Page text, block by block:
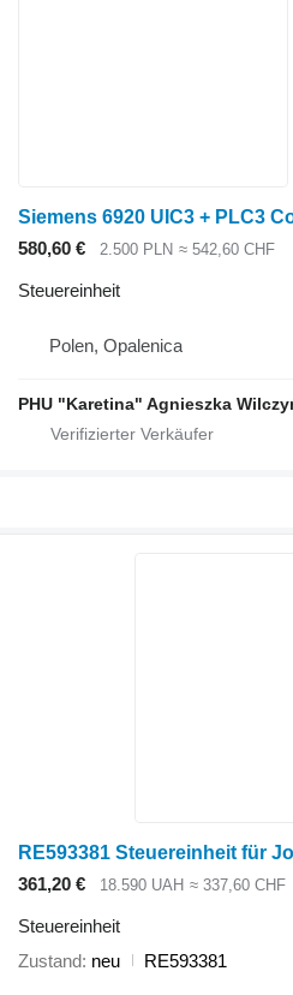
580,60 € 2.500 PLN ≈ 542,60 CHF
Steuereinheit
Polen, Opalenica
PHU "Karetina" Agnieszka
RE593381 Steuereinheit für
361,20 €
18.590 UAH ≈ 337,60 CHF
Steuereinheit
Zustand neu
RE593381